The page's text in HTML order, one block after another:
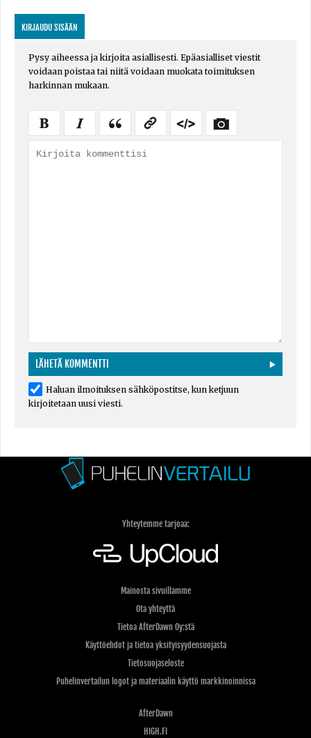
KIRJAUDU SISÄÄN
Pysy aiheessa ja kirjoita asiallisesti. Epäasialliset viestit
voidaan poistaa tai niitä voidaan muokata toimituksen
harkinnan mukaan.
Haluan ilmoituksen sähköpostitse, kun ketjuun
kirjoitetaan uusi viesti.
Yhteytemme tarjoaa:
Mainosta sivuillamme
Ota yhteyttä
Tietoa AfterDawn Oy:stä
Käyttöehdot ja tietoa yksityisyydensuojasta
Tietosuojaseloste
Puhelinvertailun logot ja materiaalin käyttö markkinoinnissa
AfterDawn
HIGH.FI